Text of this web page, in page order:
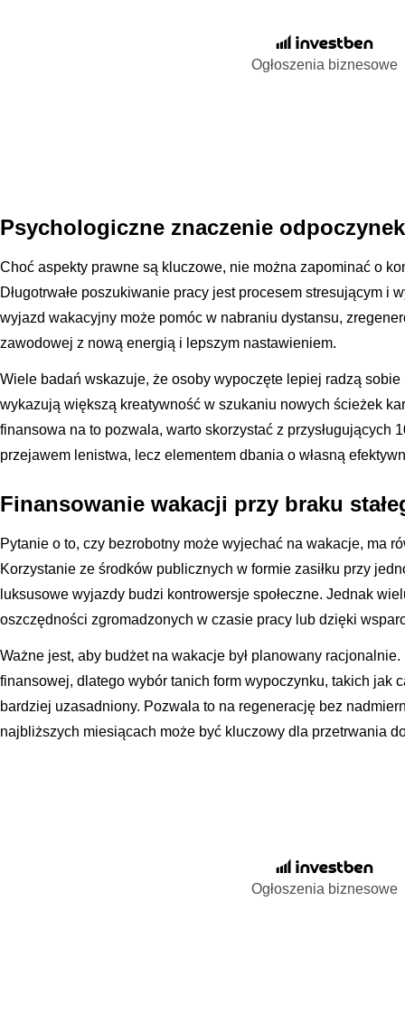
Ogłoszenia biznesowe
Psychologiczne znaczenie
Choć aspekty prawne są kluczowe, nie można zapominać o
Długotrwałe poszukiwanie pracy jest procesem stresującym i
wyjazd wakacyjny może pomóc w nabraniu dystansu,
zawodowej z nową energią i lepszym nastawieniem.
Wiele badań wskazuje, że osoby wypoczęte lepiej radzą
wykazują większą kreatywność w szukaniu nowych ścieżek
finansowa na to pozwala, warto skorzystać z przysługujących
przejawem lenistwa, lecz elementem dbania o własną
Finansowanie wakacji przy braku
Pytanie o to, czy bezrobotny może wyjechać na wakacje, ma
Korzystanie ze środków publicznych w formie zasiłku przy
luksusowe wyjazdy budzi kontrowersje społeczne. Jednak
oszczędności zgromadzonych w czasie pracy lub dzięki
Ważne jest, aby budżet na wakacje był planowany
finansowej, dlatego wybór tanich form wypoczynku, takich jak
bardziej uzasadniony. Pozwala to na regenerację bez
najbliższych miesiącach może być kluczowy dla przetrwania
Ogłoszenia biznesowe